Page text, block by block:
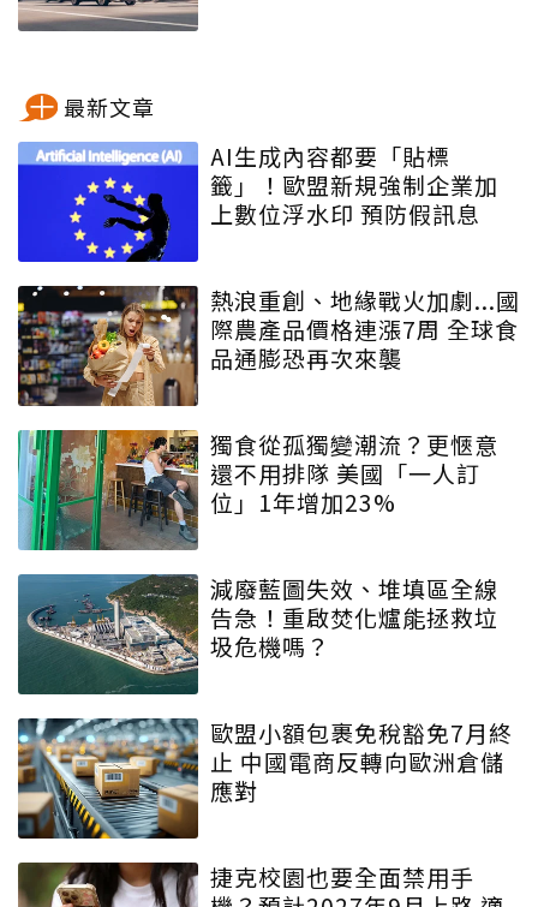
最新文章
AI生成內容都要「貼標
籤」！歐盟新規強制企業加
上數位浮水印 預防假訊息
熱浪重創、地緣戰火加劇...國
際農產品價格連漲7周 全球食
品通膨恐再次來襲
獨食從孤獨變潮流？更愜意
還不用排隊 美國「一人訂
位」1年增加23%
減廢藍圖失效、堆填區全線
告急！重啟焚化爐能拯救垃
圾危機嗎？
歐盟小額包裹免稅豁免7月終
止 中國電商反轉向歐洲倉儲
應對
捷克校園也要全面禁用手